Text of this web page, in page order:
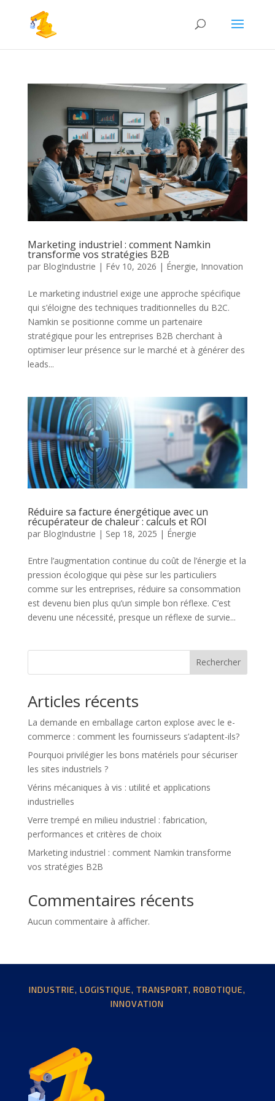
Marketing industriel : comment Namkin
transforme vos stratégies B2B
par BlogIndustrie | Fév 10, 2026 | Énergie, Innovation
Le marketing industriel exige une approche spécifique
qui s’éloigne des techniques traditionnelles du B2C.
Namkin se positionne comme un partenaire
stratégique pour les entreprises B2B cherchant à
optimiser leur présence sur le marché et à générer des
leads...
Réduire sa facture énergétique avec un
récupérateur de chaleur : calculs et ROI
par BlogIndustrie | Sep 18, 2025 | Énergie
Entre l’augmentation continue du coût de l’énergie et la
pression écologique qui pèse sur les particuliers
comme sur les entreprises, réduire sa consommation
est devenu bien plus qu’un simple bon réflexe. C’est
devenu une nécessité, presque un réflexe de survie...
Rechercher
Articles récents
La demande en emballage carton explose avec le e-
commerce : comment les fournisseurs s’adaptent-ils?
Pourquoi privilégier les bons matériels pour sécuriser
les sites industriels ?
Vérins mécaniques à vis : utilité et applications
industrielles
Verre trempé en milieu industriel : fabrication,
performances et critères de choix
Marketing industriel : comment Namkin transforme
vos stratégies B2B
Commentaires récents
Aucun commentaire à afficher.
INDUSTRIE, LOGISTIQUE, TRANSPORT, ROBOTIQUE,
INNOVATION